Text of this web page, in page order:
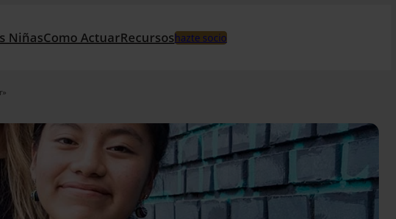
NiñasComo ActuarRecursoshazte socio